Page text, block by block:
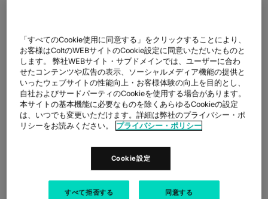
化を通じてどれだけ支えられているかにかかっています。
コミュニケーションは
自信につながる
私たちの調査によると、AIの使用方法やその計画について明確に
伝えている組織は3社に1社だけです。しかし、これらの会話は非
員に対して行うべきではありません。AI が日々の仕事にとってど
のような意味を持つかについての透明性の高いコミュニケーショ
ンは、恐れを理解に置き換えるのに役立ちます。情報を得ている
と感じている従業員は、AIを脅威ではなく機会と見なす傾向がは
るかに高くなります。これは、責任あるAI導入に関する当社の提
「すべてのCookie使用に同意する」をクリックすることにより、
お客様はColtのWEBサイトのCookie設定に同意いただいたものと
します。 弊社WEBサイト・サブドメインでは、ユーザーに合わ
せたコンテンツや広告の表示、ソーシャルメディア機能の提供と
いったウェブサイトの性能向上・お客様体験の向上を目的とし、
自社およびサードパーティのCookieを使用する場合があります。
本サイトの基本機能に必要なものを除くあらゆるCookieの設定
は、いつでも変更いただけます。詳細は弊社のプライバシー・ポ
リシーをお読みください。
プライバシー・ポリシー
Cookie設定
すべて拒否する 同意する